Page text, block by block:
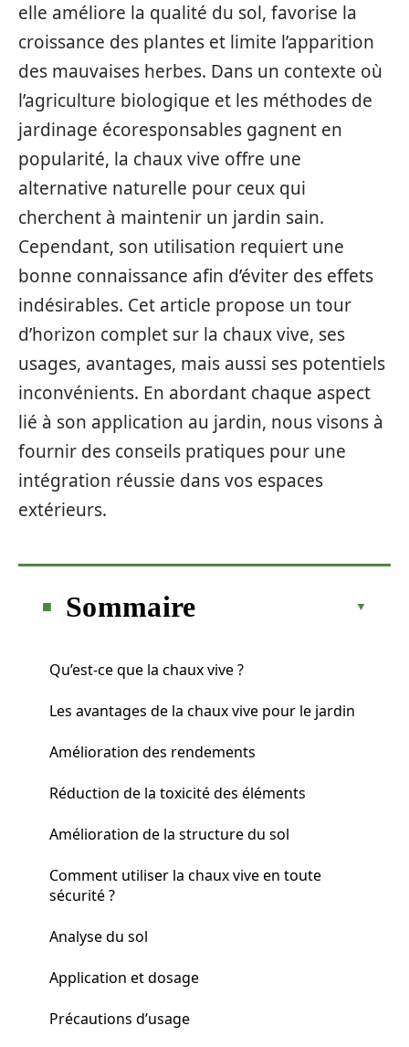
elle améliore la qualité du sol, favorise la
croissance des plantes et limite l’apparition
des mauvaises herbes. Dans un contexte où
l’agriculture biologique et les méthodes de
jardinage écoresponsables gagnent en
popularité, la chaux vive offre une
alternative naturelle pour ceux qui
cherchent à maintenir un jardin sain.
Cependant, son utilisation requiert une
bonne connaissance afin d’éviter des effets
indésirables. Cet article propose un tour
d’horizon complet sur la chaux vive, ses
usages, avantages, mais aussi ses potentiels
inconvénients. En abordant chaque aspect
lié à son application au jardin, nous visons à
fournir des conseils pratiques pour une
intégration réussie dans vos espaces
extérieurs.
Sommaire
Qu’est-ce que la chaux vive ?
Les avantages de la chaux vive pour le jardin
Amélioration des rendements
Réduction de la toxicité des éléments
Amélioration de la structure du sol
Comment utiliser la chaux vive en toute
sécurité ?
Analyse du sol
Application et dosage
Précautions d’usage